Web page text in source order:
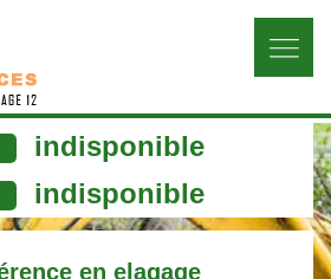
indisponible
indisponible
en elagage